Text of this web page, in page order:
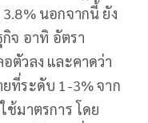
นอกจากนี้ ยัง
จ อาทิ อัตรา
ตัวลง และคาดว่า
ที่ระดับ 1-3% จาก
ช้มาตรการ โดย